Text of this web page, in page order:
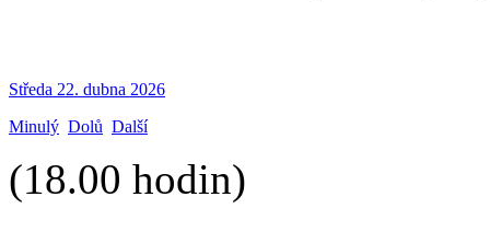
Středa 22. dubna 2026
Minulý Dolů Další
(18.00 hodin)